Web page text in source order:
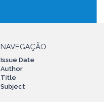
NAVEGAÇÃO
Issue Date
Author
Title
Subject